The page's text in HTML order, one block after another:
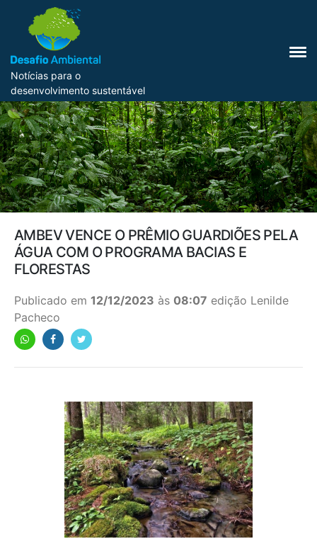
Notícias para o
desenvolvimento sustentável
AMBEV VENCE O PRÊMIO GUARDIÕES PELA
ÁGUA COM O PROGRAMA BACIAS E
FLORESTAS
Publicado em 12/12/2023 às 08:07 edição Lenilde
Pacheco